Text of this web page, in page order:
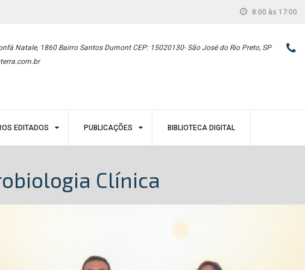
8:00 às 17:00
Natale, 1860 Bairro Santos Dumont CEP: 15020130- São José do Rio Preto, SP
EDITADOS PUBLICAÇÕES BIBLIOTECA DIGITAL
Clínica